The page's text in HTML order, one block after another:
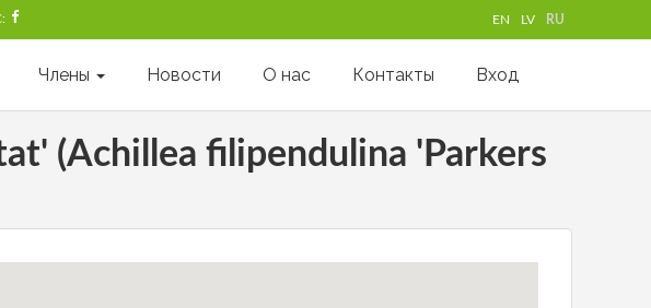
EN LV RU
Члены Новости О нас Контакты Вход
(Achillea filipendulina 'Parkers